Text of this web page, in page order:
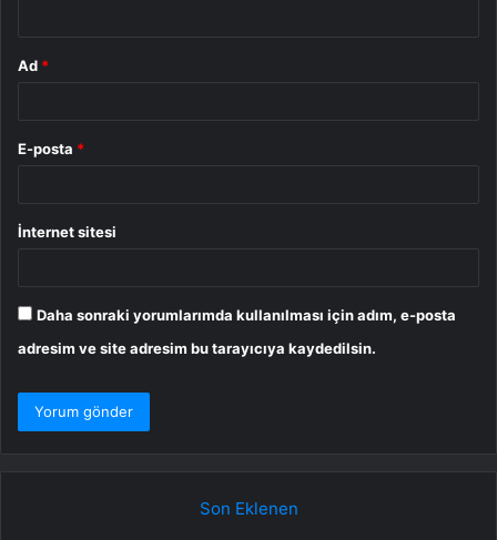
Ad *
E-posta *
İnternet sitesi
Daha sonraki yorumlarımda kullanılması için adım, e-posta
adresim ve site adresim bu tarayıcıya kaydedilsin.
Son Eklenen